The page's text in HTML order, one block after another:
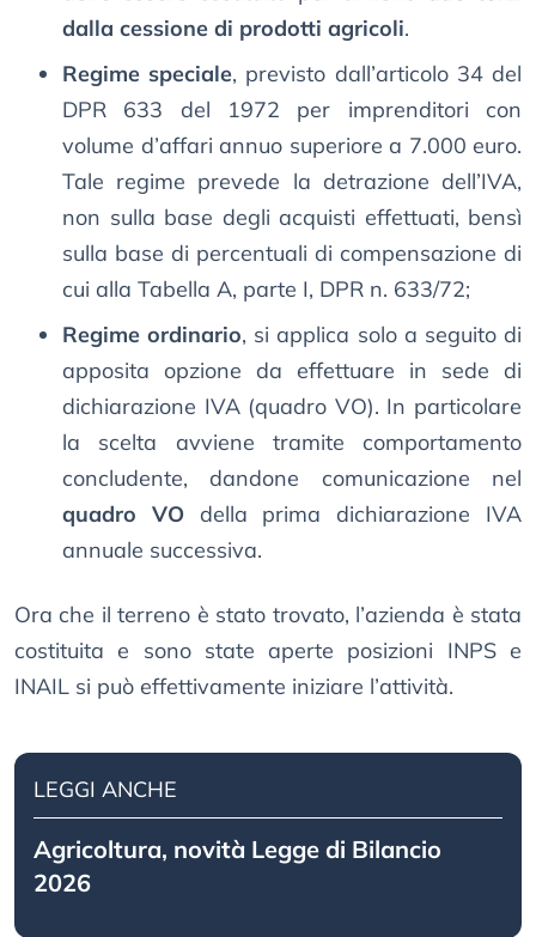
dalla cessione di prodotti agricoli.
Regime speciale, previsto dall’articolo 34 del
DPR 633 del 1972 per imprenditori con
volume d’affari annuo superiore a 7.000 euro.
Tale regime prevede la detrazione dell’IVA,
non sulla base degli acquisti effettuati, bensì
sulla base di percentuali di compensazione di
cui alla Tabella A, parte I, DPR n. 633/72;
Regime ordinario, si applica solo a seguito di
apposita opzione da effettuare in sede di
dichiarazione IVA (quadro VO). In particolare
la scelta avviene tramite comportamento
concludente, dandone comunicazione nel
quadro VOdella prima dichiarazione IVA
annuale successiva.
Ora che il terreno è stato trovato, l’azienda è stata
costituita e sono state aperte posizioni INPS e
INAIL si può effettivamente iniziare l’attività.
LEGGI ANCHE
Agricoltura, novità Legge di Bilancio
2026